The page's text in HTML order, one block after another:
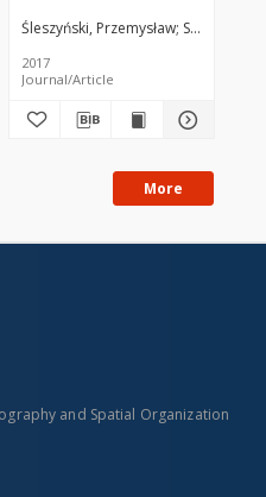
Śleszyński, Przemysław Solon, Jerzy
2017
Journal/Article
More
and Spatial Organization